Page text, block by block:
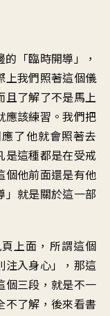
「臨時開導」，
上我們照著這個儀
且了解了不是馬上
應該練習。我們把
了他就會照著去
是這種都是在受戒
個他前面還是有他
」就是關於這一部
上面，所謂這個
注入身心」，那這
個三段，就是不一
不了解，後來看書